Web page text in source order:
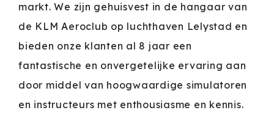
markt. We zijn gehuisvest in de hangaar van
de KLM Aeroclub op luchthaven Lelystad en
bieden onze klanten al 8 jaar een
fantastische en onvergetelijke ervaring aan
door middel van hoogwaardige simulatoren
en instructeurs met enthousiasme en kennis.